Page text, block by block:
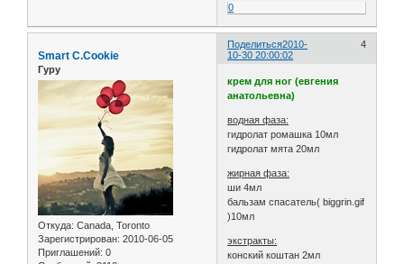
0
Поделиться 4
2010-
10-30 20:00:02
Smart C.Cookie
Гуру
Откуда: Canada, Toronto
Зарегистрирован: 2010-06-05
Приглашений: 0
крем для ног (евгения
анатольевна)
водная фаза:
гидролат ромашка 10мл
гидролат мята 20мл
жирная фаза:
ши 4мл
бальзам спасатель( biggrin.gif
)10мл
экстракты:
конский коштан 2мл